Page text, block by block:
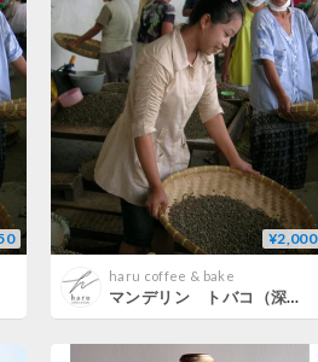
¥2,000
haru coffee & bake
マンデリン トバコ（深煎り）200g